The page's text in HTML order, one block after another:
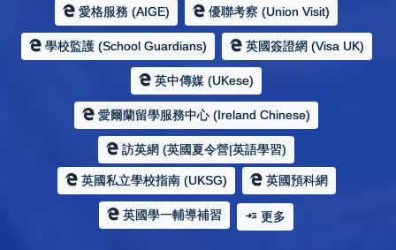
愛格服務 (AIGE) 優聯考察 (Union Visit)
學校監護 (School Guardians) 英國簽證網 (Visa UK)
英中傳媒 (UKese)
愛爾蘭留學服務中心 (Ireland Chinese)
訪英網 (英國夏令營|英語學習)
英國私立學校指南 (UKSG) 英國預科網
英國學一輔導補習 更多